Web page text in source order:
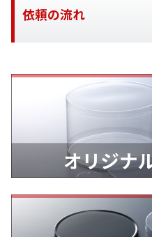
依頼の流れ